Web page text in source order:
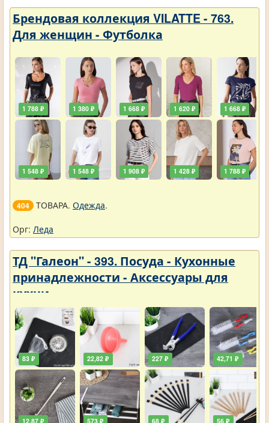
Брендовая коллекция VILATTE - 763.
Для женщин - Футболка
1 788 ₽
1 548 ₽
1 380 ₽
1 548 ₽
1 668 ₽
1 908 ₽
1 620 ₽
1 428 ₽
1 668 ₽
1 788 ₽
404 ТОВАРА. Одежда.
Орг: Леда
ТД "Галеон" - 393. Посуда - Кухонные
принадлежности - Аксессуары для
кухни
83 ₽
12,87 ₽
22,82 ₽
573 ₽
227 ₽
68 ₽
42,71 ₽
56 ₽